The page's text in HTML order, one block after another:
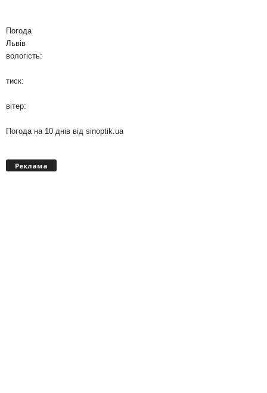
Погода
Львів
вологість:
тиск:
вітер:
Погода на 10 днів від sinoptik.ua
Реклама